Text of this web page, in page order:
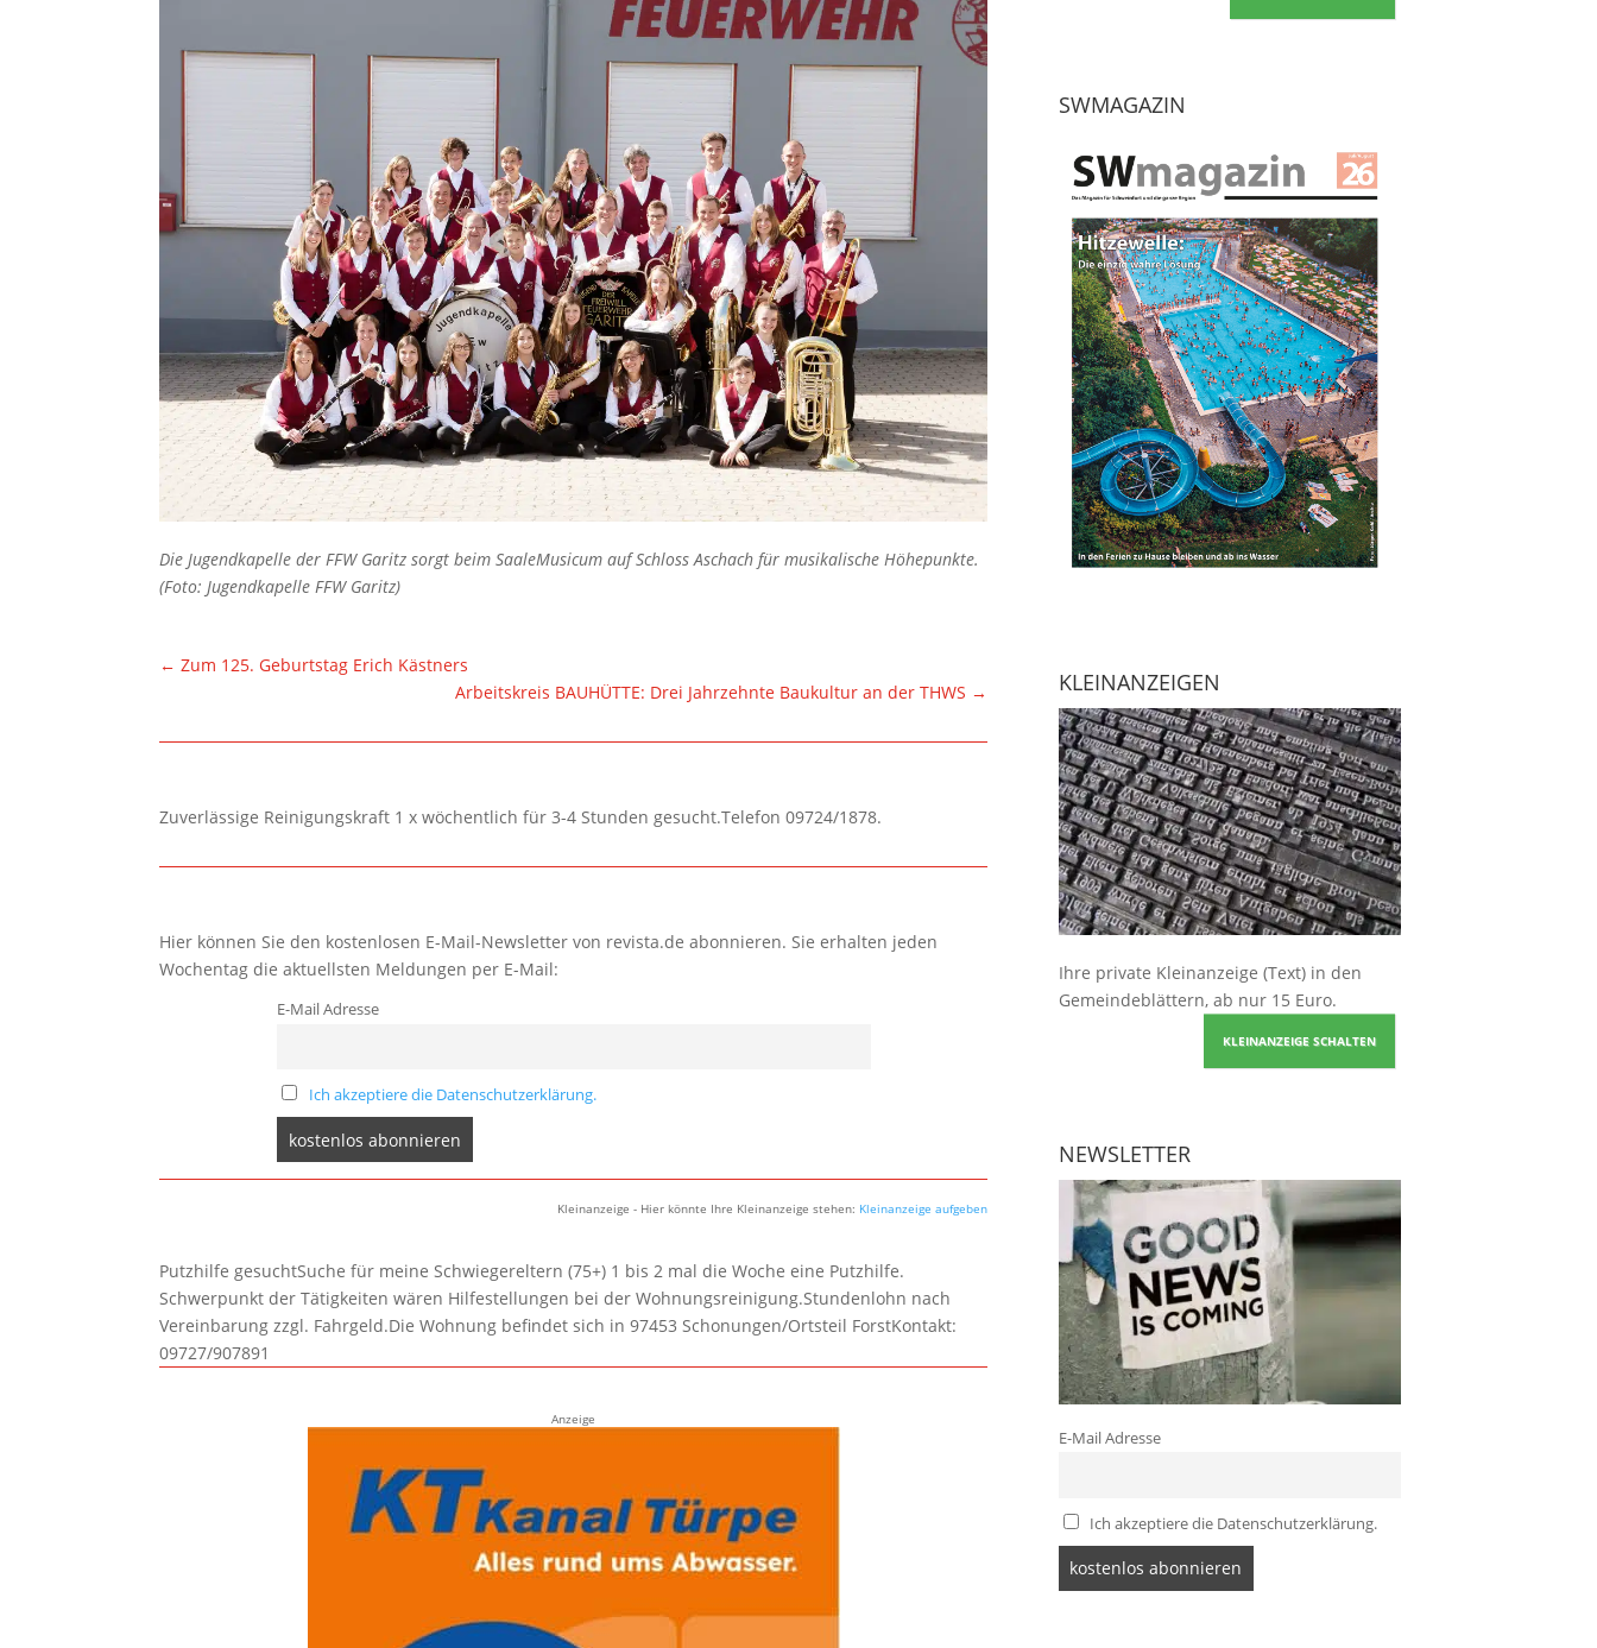
Die Jugendkapelle der FFW Garitz sorgt beim SaaleMusicum auf Schloss Aschach für musikalische Höhepunkte.
(Foto: Jugendkapelle FFW Garitz)
←Zum 125. Geburtstag Erich Kästners
Arbeitskreis BAUHÜTTE: Drei Jahrzehnte Baukultur an der THWS →
Zuverlässige Reinigungskraft 1 x wöchentlich für 3-4 Stunden gesucht.Telefon 09724/1878.
Hier können Sie den kostenlosen E-Mail-Newsletter von revista.de abonnieren. Sie erhalten jeden
Wochentag die aktuellsten Meldungen per E-Mail:
E-Mail Adresse
Ich akzeptiere die Datenschutzerklärung.
Kleinanzeige - Hier könnte Ihre Kleinanzeige stehen: Kleinanzeige aufgeben
Putzhilfe gesuchtSuche für meine Schwiegereltern (75+) 1 bis 2 mal die Woche eine Putzhilfe.
Schwerpunkt der Tätigkeiten wären Hilfestellungen bei der Wohnungsreinigung.Stundenlohn nach
Vereinbarung zzgl. Fahrgeld.Die Wohnung befindet sich in 97453 Schonungen/Ortsteil ForstKontakt:
09727/907891
Anzeige
SWMAGAZIN
KLEINANZEIGEN
Ihre private Kleinanzeige (Text) in den
Gemeindeblättern, ab nur 15 Euro.
KLEINANZEIGE SCHALTEN
NEWSLETTER
E-Mail Adresse
Ich akzeptiere die Datenschutzerklärung.